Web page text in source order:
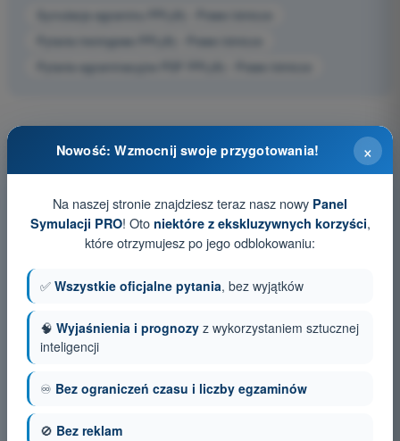
Symulacja egzaminu PPL(A) - Prawo lotnicze
Pytania treningowe PPL(A) - Prawo lotnicze
Pytania egzaminacyjne PDF PPL(A) - Prawo lotnicze
×
Nowość: Wzmocnij swoje przygotowania!
Na naszej stronie znajdziesz teraz nasz nowy Panel
Symulacji PRO! Oto niektóre z ekskluzywnych korzyści,
które otrzymujesz po jego odblokowaniu:
✅ Wszystkie oficjalne pytania, bez wyjątków
🧠 Wyjaśnienia i prognozy z wykorzystaniem sztucznej
inteligencji
♾️ Bez ograniczeń czasu i liczby egzaminów
🚫 Bez reklam